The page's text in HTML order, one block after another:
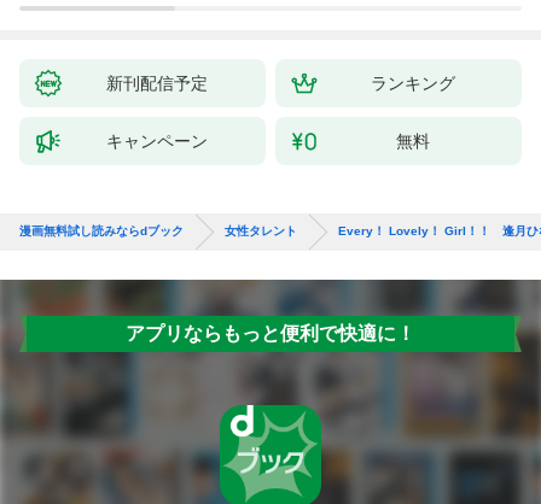
新刊配信予定 ランキング
キャンペーン 無料
漫画無料試し読みならdブック 女性タレント Every！ Lovely！ Girl！！ 逢月ひ
アプリならもっと便利で快適に！